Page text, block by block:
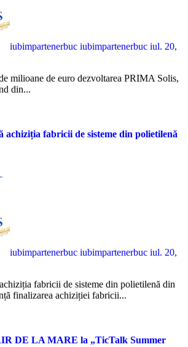
iubimpartenerbuc iubimpartenerbuc iul. 20,
din...
achiziția fabricii de sisteme din polietilenă
iubimpartenerbuc iubimpartenerbuc iul. 20,
finalizarea achiziției fabricii...
DE LA MARE la „TicTalk Summer